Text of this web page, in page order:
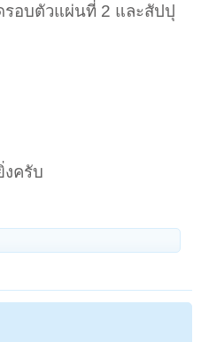
อบตัวแผ่นที่ 2 และสัปปุ
ครับ